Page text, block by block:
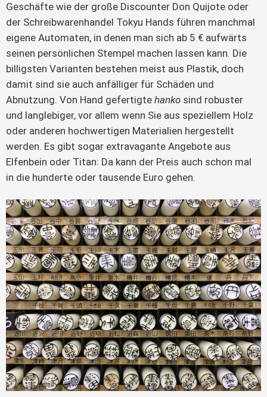
Geschäfte wie der große Discounter Don Quijote oder
der Schreibwarenhandel Tokyu Hands führen manchmal
eigene Automaten, in denen man sich ab 5 € aufwärts
seinen persönlichen Stempel machen lassen kann. Die
billigsten Varianten bestehen meist aus Plastik, doch
damit sind sie auch anfälliger für Schäden und
Abnutzung. Von Hand gefertigte hanko sind robuster
und langlebiger, vor allem wenn Sie aus speziellem Holz
oder anderen hochwertigen Materialien hergestellt
werden. Es gibt sogar extravagante Angebote aus
Elfenbein oder Titan: Da kann der Preis auch schon mal
in die hunderte oder tausende Euro gehen.